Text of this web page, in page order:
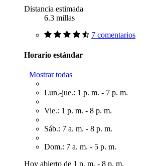
Distancia estimada
6.3 millas
7 comentarios
Horario estándar
Mostrar todas
Lun.-jue.: 1 p. m. - 7 p. m.
Vie.: 1 p. m. - 8 p. m.
Sáb.: 7 a. m. - 8 p. m.
Dom.: 7 a. m. - 5 p. m.
Hoy abierto de 1 p. m. - 8 p. m.